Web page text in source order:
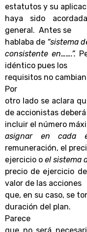
estatutos y su
haya sido
general. Antes se
hablaba de “sistema
consistente en…….”.
idéntico pues los
requisitos no
Por
otro lado se aclara
de accionistas deberá
incluir el número
asignar en cada
remuneración, el
ejercicio o el sistema
precio de ejercicio
valor de las acciones
que, en su caso, se
duración del plan.
Parece